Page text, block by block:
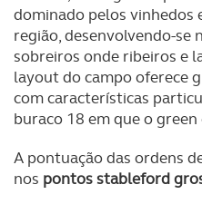
dominado pelos vinhedos
região, desenvolvendo-se
sobreiros onde ribeiros e
layout do campo oferece
com características
buraco 18 em que o
A pontuação das ordens
nos pontos stableford